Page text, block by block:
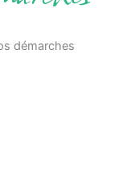
démarches